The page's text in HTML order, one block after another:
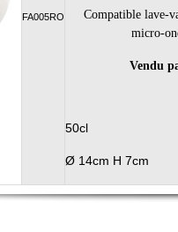
FA005RO
Compatible lave-
micro-
Vendu
50cl
Ø 14cm H 7cm